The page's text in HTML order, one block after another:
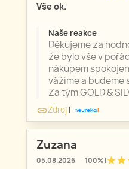
Vše ok.
Naše reakce
Děkujeme za
že bylo vše v
nákupem
vážíme a budeme
Za tým GOLD &
linkZdroj |
Zuzana
05.08.2026 100% |starstar